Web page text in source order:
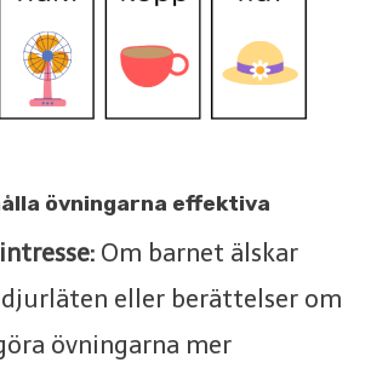
övningarna effektiva
Om barnet älskar
djurläten eller berättelser om
övningarna mer